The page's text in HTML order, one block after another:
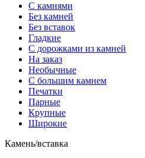
С камнями
Без камней
Без вставок
Гладкие
С дорожками из камней
На заказ
Необычные
С большим камнем
Печатки
Парные
Крупные
Широкие
Камень/вставка